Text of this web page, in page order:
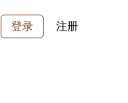
登录 注册